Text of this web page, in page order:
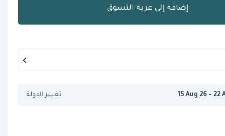
إضافة إلى عربة التسوق
15 Aug 26 - 22 تغيير الدولة